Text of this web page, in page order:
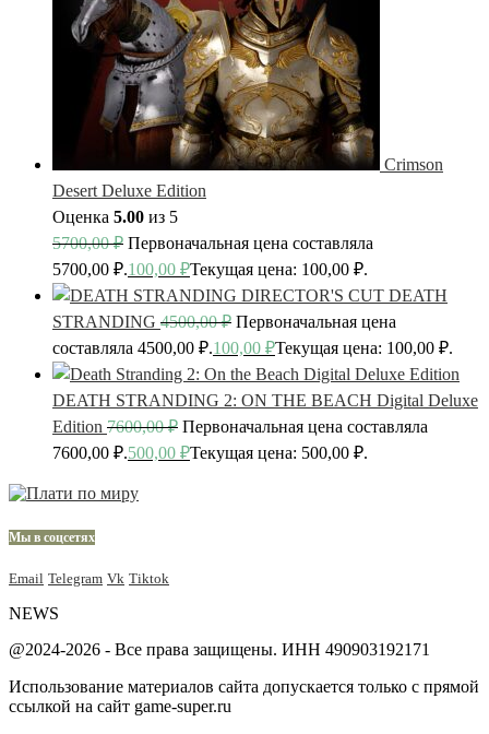
Crimson
Desert Deluxe Edition
Оценка 5.00 из 5
5700,00₽ Первоначальная цена составляла
5700,00 ₽.100,00 ₽Текущая цена: 100,00 ₽.
DEATH
STRANDING 4500,00₽ Первоначальная цена
составляла 4500,00 ₽.100,00 ₽Текущая цена: 100,00 ₽.
DEATH STRANDING 2: ON THE BEACH Digital Deluxe
Edition 7600,00₽ Первоначальная цена составляла
7600,00 ₽.500,00 ₽Текущая цена: 500,00 ₽.
Мы в соцсетях
Email Telegram Vk Tiktok
NEWS
@2024-2026 - Все права защищены. ИНН 490903192171
Использование материалов сайта допускается только с прямой
ссылкой на сайт game-super.ru